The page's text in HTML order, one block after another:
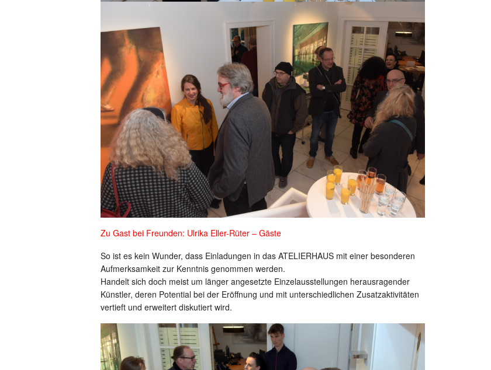
Zu Gast bei Freunden: Ulrika Eller-Rüter – Gäste
So ist es kein Wunder, dass Einladungen in das ATELIERHAUS mit einer besonderen
Aufmerksamkeit zur Kenntnis genommen werden.
Handelt sich doch meist um länger angesetzte Einzelausstellungen herausragender
Künstler, deren Potential bei der Eröffnung und mit unterschiedlichen Zusatzaktivitäten
vertieft und erweitert diskutiert wird.